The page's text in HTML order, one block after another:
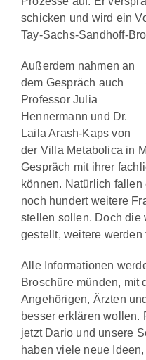
schicken und wird ein
Tay-Sachs-Sandhoff-
Außerdem nahmen an
dem Gespräch auch
Professor Julia
Hennermann und Dr.
Laila Arash-Kaps von
der Villa Metabolica in
Gespräch mit ihrer
können. Natürlich
noch hundert weitere
stellen sollen. Doch die
gestellt, weitere werden
Alle Informationen
Broschüre münden, mit
Angehörigen, Ärzten
besser erklären wollen.
jetzt Dario und unsere
haben viele neue